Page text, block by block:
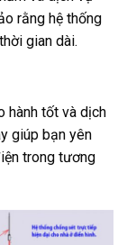
rằng hệ thống
gian dài.
hành tốt và dịch
giúp bạn yên
trong tương